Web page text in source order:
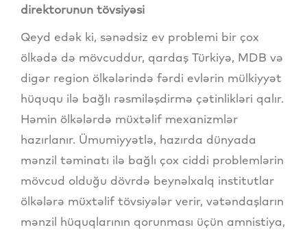
direktorunun tövsiyəsi
Qeyd edək ki, sənədsiz ev problemi bir çox
ölkədə də mövcuddur, qardaş Türkiyə, MDB və
digər region ölkələrində fərdi evlərin mülkiyyət
hüququ ilə bağlı rəsmiləşdirmə çətinlikləri qalır.
Həmin ölkələrdə müxtəlif mexanizmlər
hazırlanır. Ümumiyyətlə, hazırda dünyada
mənzil təminatı ilə bağlı çox ciddi problemlərin
mövcud olduğu dövrdə beynəlxalq institutlar
ölkələrə müxtəlif tövsiyələr verir, vətəndaşların
mənzil hüquqlarının qorunması üçün amnistiya,